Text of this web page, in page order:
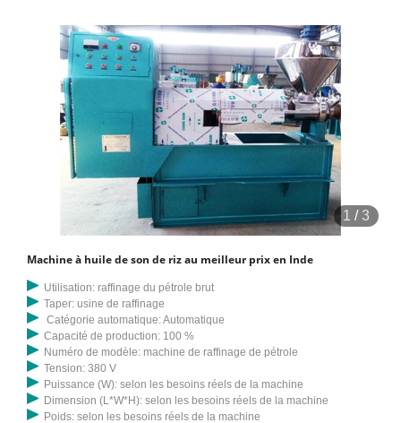
1 /3
Machine à huile de son de riz au meilleur prix en Inde
Utilisation: raffinage du pétrole brut
Taper: usine de raffinage
Catégorie automatique: Automatique
Capacité de production: 100 %
Numéro de modèle: machine de raffinage de pétrole
Tension: 380 V
Puissance (W): selon les besoins réels de la machine
Dimension (L*W*H): selon les besoins réels de la machine
Poids: selon les besoins réels de la machine